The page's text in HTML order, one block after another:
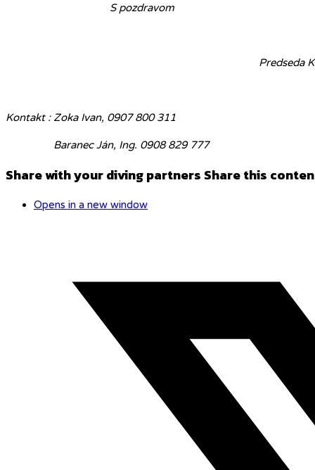
S pozdravom
Predseda KCHAJD a
Kontakt : Zoka Ivan, 0907 800 311
Baranec Ján, Ing. 0908 829 777
Share with your diving partners Share this
Opens in a new window